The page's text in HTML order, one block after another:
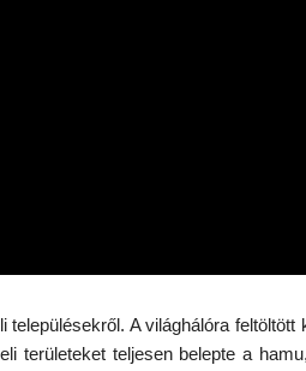
A világhálóra feltöltött
területeket teljesen belepte a